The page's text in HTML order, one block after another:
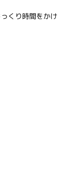
くり時間をかけ